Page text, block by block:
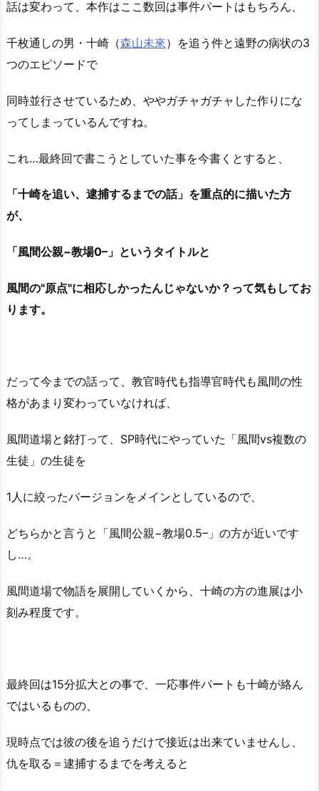
話は変わって、本作はここ数回は事件パートはもちろん、
千枚通しの男・十崎（森山未來）を追う件と遠野の病状の3
つのエピソードで
同時並行させているため、ややガチャガチャした作りにな
ってしまっているんですね。
これ…最終回で書こうとしていた事を今書くとすると、
「十崎を追い、逮捕するまでの話」を重点的に描いた方
が、
「風間公親−教場0–」というタイトルと
風間の"原点"に相応しかったんじゃないか？って気もしてお
ります。
だって今までの話って、教官時代も指導官時代も風間の性
格があまり変わっていなければ、
風間道場と銘打って、SP時代にやっていた「風間vs複数の
生徒」の生徒を
1人に絞ったバージョンをメインとしているので、
どちらかと言うと「風間公親−教場0.5–」の方が近いです
し…。
風間道場で物語を展開していくから、十崎の方の進展は小
刻み程度です。
最終回は15分拡大との事で、一応事件パートも十崎が絡ん
ではいるものの、
現時点では彼の後を追うだけで接近は出来ていませんし、
仇を取る＝逮捕するまでを考えると